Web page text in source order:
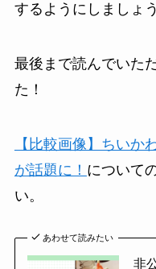
するようにしましょう
最後まで読んでいた
た！
【比較画像】ちいか
が話題に！ について
い。
あわせて読みたい
非